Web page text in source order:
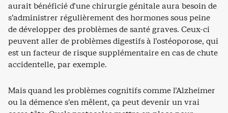
aurait bénéficié d’une chirurgie génitale aura besoin de
s’administrer régulièrement des hormones sous peine
de développer des problèmes de santé graves. Ceux-ci
peuvent aller de problèmes digestifs à l’ostéoporose, qui
est un facteur de risque supplémentaire en cas de chute
accidentelle, par exemple.
Mais quand les problèmes cognitifs comme l’Alzheimer
ou la démence s’en mêlent, ça peut devenir un vrai